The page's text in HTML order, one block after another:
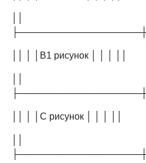
││ │ │B1 рисунок │ │ │ ││
││ │ │C рисунок │ │ │ ││